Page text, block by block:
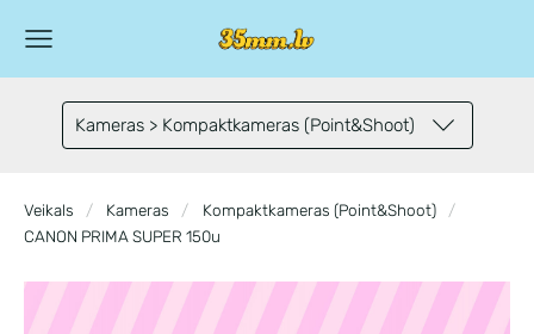
Kameras > Kompaktkameras (Point&Shoot)
Veikals Kameras
Kompaktkameras (Point&Shoot)
CANON PRIMA SUPER 150u